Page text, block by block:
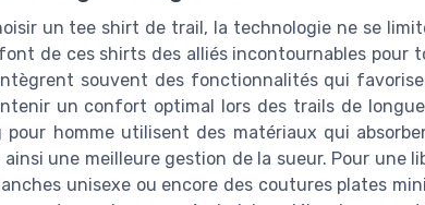
un tee shirt de trail, la technologie ne se
de ces shirts des alliés incontournables pour
souvent des fonctionnalités qui
un confort optimal lors des trails de
homme utilisent des matériaux qui
une meilleure gestion de la sueur. Pour une
unisexe ou encore des coutures plates